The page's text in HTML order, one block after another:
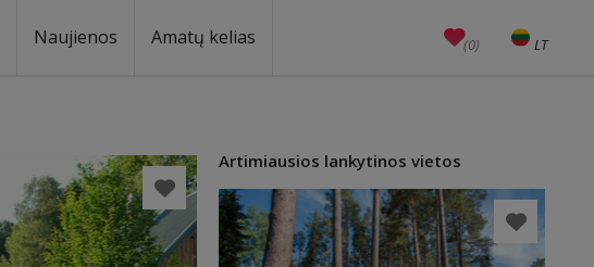
Naujienos Amatų kelias (0) LT
EN
Artimiausios lankytinos vietos